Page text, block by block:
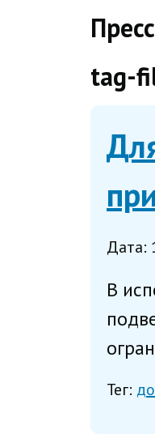
tag-
Дата:
В
Тег: